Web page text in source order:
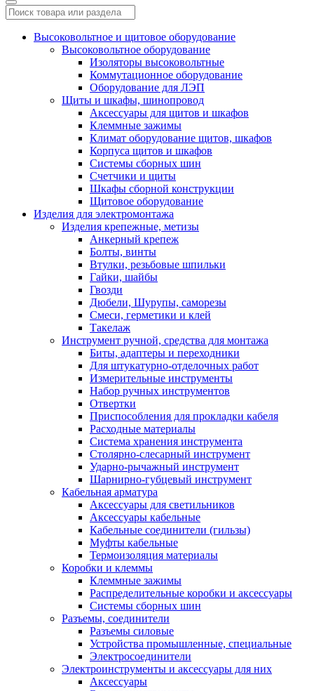
Высоковольтное и щитовое оборудование
Высоковольтное оборудование
Изоляторы высоковольтные
Коммутационное оборудование
Оборудование для ЛЭП
Щиты и шкафы, шинопровод
Аксессуары для щитов и шкафов
Клеммные зажимы
Климат оборудование щитов, шкафов
Корпуса щитов и шкафов
Системы сборных шин
Счетчики и щиты
Шкафы сборной конструкции
Щитовое оборудование
Изделия для электромонтажа
Изделия крепежные, метизы
Анкерный крепеж
Болты, винты
Втулки, резьбовые шпильки
Гайки, шайбы
Гвозди
Дюбели, Шурупы, саморезы
Смеси, герметики и клей
Такелаж
Инструмент ручной, средства для монтажа
Биты, адаптеры и переходники
Для штукатурно-отделочных работ
Измерительные инструменты
Набор ручных инструментов
Отвертки
Приспособления для прокладки кабеля
Расходные материалы
Система хранения инструмента
Столярно-слесарный инструмент
Ударно-рычажный инструмент
Шарнирно-губцевый инструмент
Кабельная арматура
Аксессуары для светильников
Аксессуары кабельные
Кабельные соединители (гильзы)
Муфты кабельные
Термоизоляция материалы
Коробки и клеммы
Клеммные зажимы
Распределительные коробки и аксессуары
Системы сборных шин
Разъемы, соединители
Разъемы силовые
Устройства промышленные, специальные
Электросоединители
Электроинструменты и аксессуары для них
Аксессуары